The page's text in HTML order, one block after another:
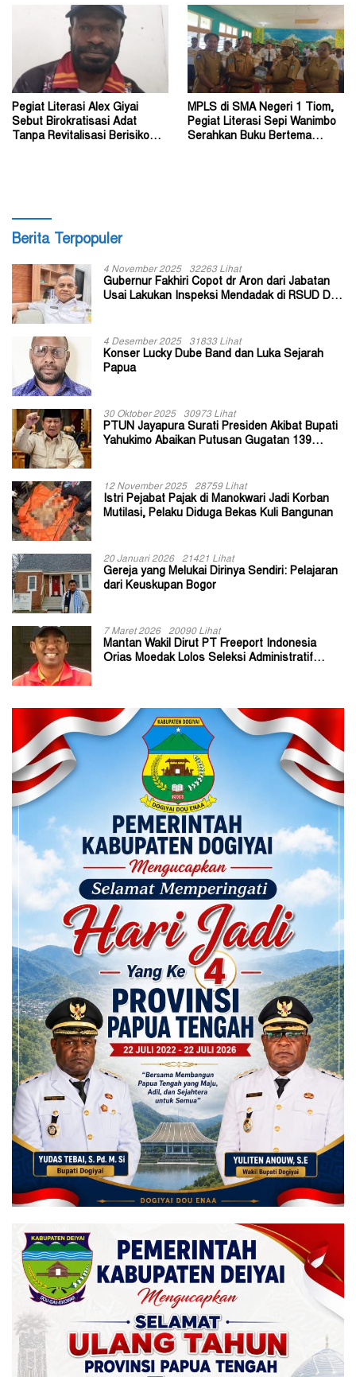
Pegiat Literasi Alex Giyai
Sebut Birokratisasi Adat
Tanpa Revitalisasi Berisiko
MPLS di SMA Negeri 1 Tiom,
Pegiat Literasi Sepi Wanimbo
Serahkan Buku Bertema
Berita Terpopuler
4 November 2025 32263 Lihat
Gubernur Fakhiri Copot dr Aron dari Jabatan
Usai Lakukan Inspeksi Mendadak di RSUD Dok
4 Desember 2025 31833 Lihat
Konser Lucky Dube Band dan Luka Sejarah
Papua
30 Oktober 2025 30973 Lihat
PTUN Jayapura Surati Presiden Akibat Bupati
Yahukimo Abaikan Putusan Gugatan 139
12 November 2025 28759 Lihat
Istri Pejabat Pajak di Manokwari Jadi Korban
Mutilasi, Pelaku Diduga Bekas Kuli Bangunan
20 Januari 2026 21421 Lihat
Gereja yang Melukai Dirinya Sendiri: Pelajaran
dari Keuskupan Bogor
7 Maret 2026 20090 Lihat
Mantan Wakil Dirut PT Freeport Indonesia
Orias Moedak Lolos Seleksi Administratif